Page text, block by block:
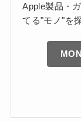
Apple製品・
てる"モノ"を